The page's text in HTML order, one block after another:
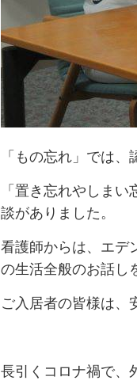
「もの忘れ」では
「置き忘れやしま
談がありました。
看護師からは、エデ
の生活全般のお話し
ご入居者の皆様は、
長引くコロナ禍で、